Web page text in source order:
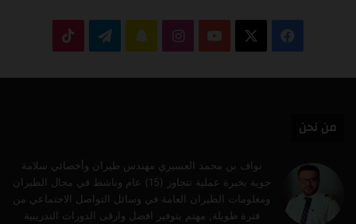
فيسبوك ‫YouTubeانستقرامسناب تيلقرام
من نحن
نواف بن محمد العسيري مهندس طيران وأخصائي سلامة
جوية بخبرة عملية تتجاوز (15) عام وناشط في مجال الطيران
ومعلومات الطيران العامة في وسائل التواصل الاجتماعي من
فترة طويلة, مهتم بتوفير افضل وارقى الدورات التدريبية